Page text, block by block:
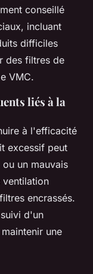
conseillé
incluant
difficiles
des filtres de
VMC.
liés à la
à l'efficacité
excessif peut
un mauvais
ventilation
encrassés.
d'un
une